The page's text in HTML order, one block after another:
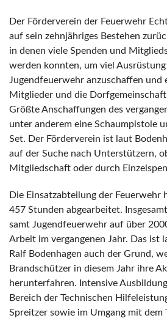
Der Förderverein der Feuerwehr
auf sein zehnjähriges Bestehen
in denen viele Spenden und
werden konnten, um viel
Jugendfeuerwehr anzuschaffen
Mitglieder und die
Größte Anschaffungen des
unter anderem eine Schaumpistole
Set. Der Förderverein ist laut
auf der Suche nach Unterstützern,
Mitgliedschaft oder durch
Die Einsatzabteilung der Feuerwehr
457 Stunden abgearbeitet.
samt Jugendfeuerwehr auf über
Arbeit im vergangenen Jahr. Das ist
Ralf Bodenhagen auch der Grund,
Brandschützer in diesem Jahr ihre
herunterfahren. Intensive
Bereich der Technischen
Spreitzer sowie im Umgang mit dem